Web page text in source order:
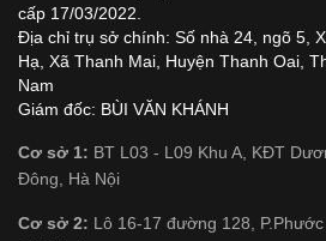
cấp 17/03/2022.
Địa chỉ trụ sở chính: Số nhà 24, ngõ 5,
Hạ, Xã Thanh Mai, Huyện Thanh Oai,
Nam
Giám đốc: BÙI VĂN KHÁNH
Cơ sở 1: BT L03 - L09 Khu A, KĐT
Đông, Hà Nội
Cơ sở 2: Lô 16-17 đường 128,